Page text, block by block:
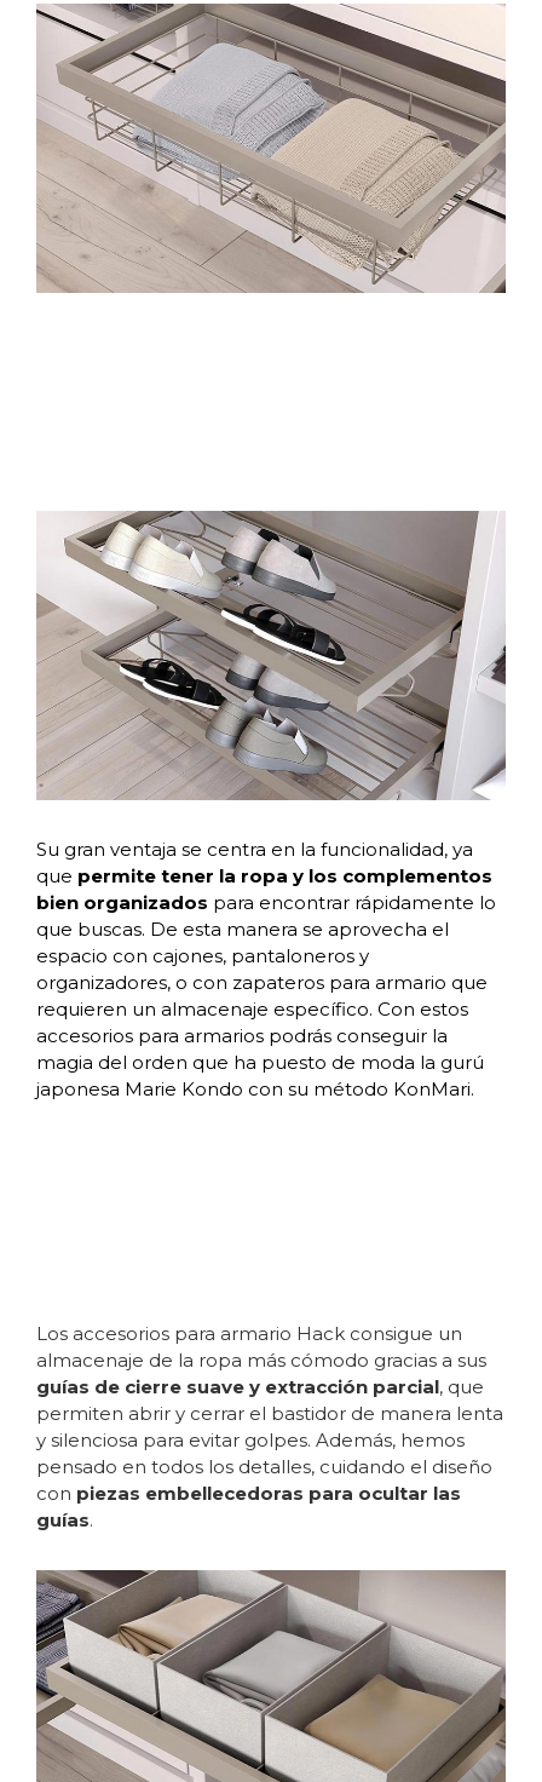
Su gran ventaja se centra en la funcionalidad, ya
que permite tener la ropa y los complementos
bien organizados para encontrar rápidamente lo
que buscas. De esta manera se aprovecha el
espacio con cajones, pantaloneros y
organizadores, o con zapateros para armario que
requieren un almacenaje específico. Con estos
accesorios para armarios podrás conseguir la
magia del orden que ha puesto de moda la gurú
japonesa Marie Kondo con su método KonMari.
Los accesorios para armario Hack consigue un
almacenaje de la ropa más cómodo gracias a sus
guías de cierre suave y extracción parcial, que
permiten abrir y cerrar el bastidor de manera lenta
y silenciosa para evitar golpes. Además, hemos
pensado en todos los detalles, cuidando el diseño
con piezas embellecedoras para ocultar las
guías.